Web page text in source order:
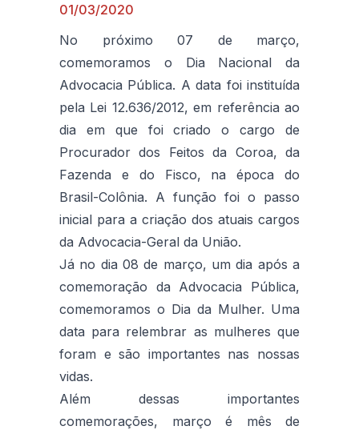
01/03/2020
No próximo 07 de março,
comemoramos o Dia Nacional da
Advocacia Pública. A data foi instituída
pela Lei 12.636/2012, em referência ao
dia em que foi criado o cargo de
Procurador dos Feitos da Coroa, da
Fazenda e do Fisco, na época do
Brasil-Colônia. A função foi o passo
inicial para a criação dos atuais cargos
da Advocacia-Geral da União.
Já no dia 08 de março, um dia após a
comemoração da Advocacia Pública,
comemoramos o Dia da Mulher. Uma
data para relembrar as mulheres que
foram e são importantes nas nossas
vidas.
Além dessas importantes
comemorações, março é mês de